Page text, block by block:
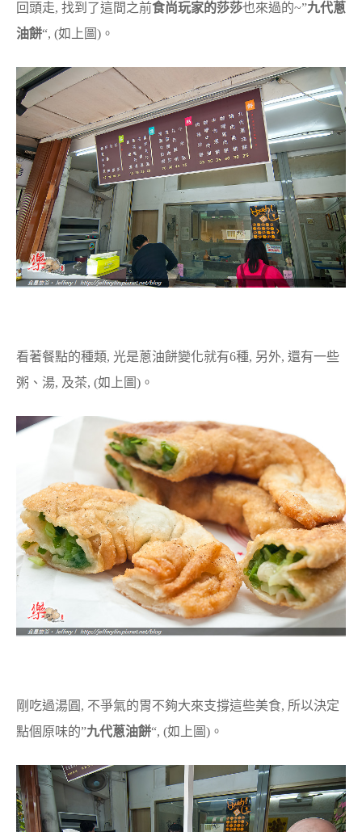
回頭走, 找到了這間之前食尚玩家的莎莎也來過的~”九代蔥
油餅“, (如上圖)。
看著餐點的種類, 光是蔥油餅變化就有6種, 另外, 還有一些
粥、湯, 及茶, (如上圖)。
剛吃過湯圓, 不爭氣的胃不夠大來支撐這些美食, 所以決定
點個原味的”九代蔥油餅“, (如上圖)。